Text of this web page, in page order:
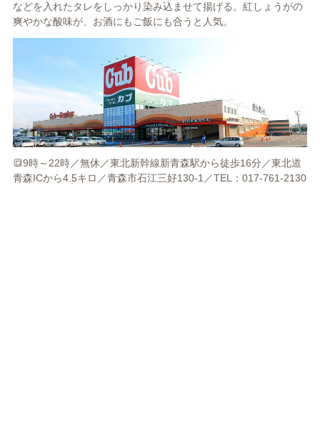
などを入れたタレをしっかり染み込ませて揚げる。紅しょうがの
爽やかな酸味が、お酒にもご飯にも合うと人気。
🔳9時～22時／無休／東北新幹線新青森駅から徒歩16分／東北道
青森ICから4.5キロ／青森市石江三好130-1／TEL：017-761-2130